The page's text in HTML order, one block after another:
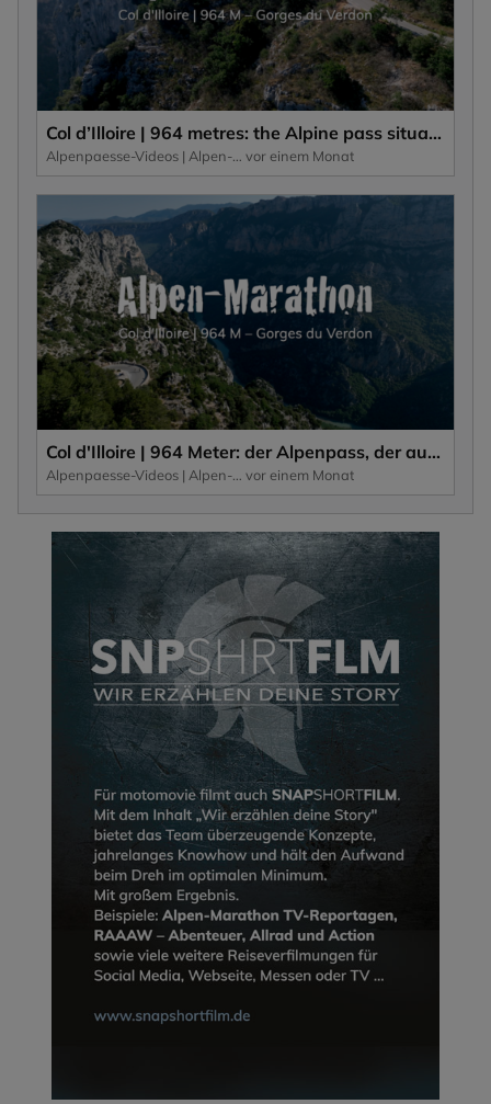
Col d’Illoire | 964 metres: the Alpine pass situated on the plateau of the 700-metre-deep gorge, the Gorges du Verdon.
Alpenpaesse-Videos | Alpen-Marathon vor einem Monat
Col d'Illoire | 964 Meter: der Alpenpass, der auf dem Plateau der 700 Meter tiefen Schlucht, Gorges du Verdon liegt.
Alpenpaesse-Videos | Alpen-Marathon vor einem Monat